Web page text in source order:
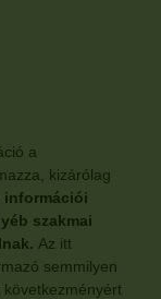
a
kizárólag
információi
szakmai
Az itt
semmilyen